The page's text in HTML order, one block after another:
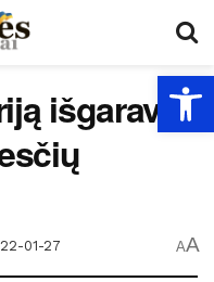
išgaravo
01-27 AA